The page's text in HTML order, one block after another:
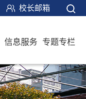
校长邮箱
信息服务 专题专栏